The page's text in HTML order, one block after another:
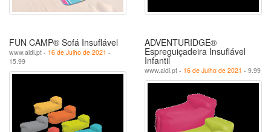
FUN CAMP® Sofá Insuflável
www.aldi.pt - 16 de Julho de 2021 -
15.99
ADVENTURIDGE®
Espreguiçadeira Insuflável
Infantil
www.aldi.pt - 16 de Julho de 2021 - 9.99